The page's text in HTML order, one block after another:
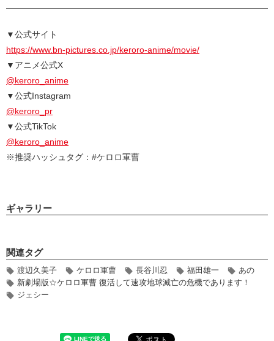
▼公式サイト
https://www.bn-pictures.co.jp/keroro-anime/movie/
▼アニメ公式X
@keroro_anime
▼公式Instagram
@keroro_pr
▼公式TikTok
@keroro_anime
※推奨ハッシュタグ：#ケロロ軍曹
ギャラリー
関連タグ
渡辺久美子 ケロロ軍曹 長谷川忍 福田雄一
あの
新劇場版☆ケロロ軍曹 復活して速攻地球滅亡の危機であります！
ジェシー